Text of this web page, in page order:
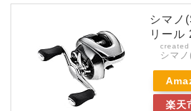
シマノ
リール
created
シマ
楽天